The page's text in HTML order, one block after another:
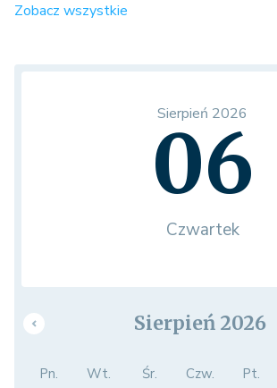
Zobacz wszystkie
Sierpień 2026
06
Czwartek
Sierpień 2026
Pn. Wt. Śr. Czw. Pt.